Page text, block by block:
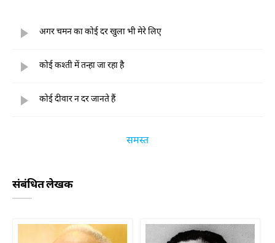
अगर चमन का कोई दर खुला भी मेरे लिए
कोई कश्ती में तन्हा जा रहा है
कोई दीवार न दर जानते हैं
समस्त
संबंधित लेखक